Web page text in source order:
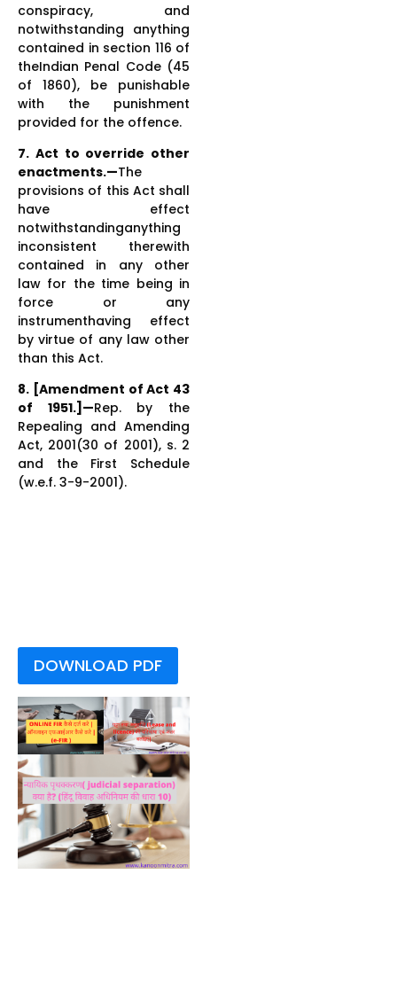
conspiracy, and
notwithstanding anything
contained in section 116 of
theIndian Penal Code (45
of 1860), be punishable
with the punishment
provided for the offence.
7. Act to override other
enactments.—The
provisions of this Act shall
have effect
notwithstandinganything
inconsistent therewith
contained in any other
law for the time being in
force or any
instrumenthaving effect
by virtue of any law other
than this Act.
8. [Amendment of Act 43
of 1951.]—Rep. by the
Repealing and Amending
Act, 2001(30 of 2001), s. 2
and the First Schedule
(w.e.f. 3-9-2001).
DOWNLOAD PDF